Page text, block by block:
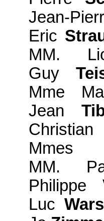
Jean-
Eric
MM.
Guy
Mme
Jean
Mmes
MM.
Philippe
Luc